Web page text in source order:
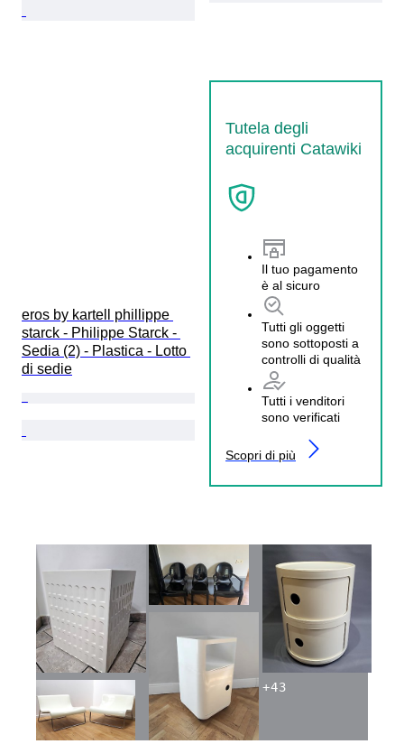
eros by kartell phillippe
starck - Philippe Starck -
Sedia (2) - Plastica - Lotto
di sedie
Tutela degli
acquirenti Catawiki
Il tuo pagamento
è al sicuro
Tutti gli oggetti
sono sottoposti a
controlli di qualità
Tutti i venditori
sono verificati
Scopri di più
+43